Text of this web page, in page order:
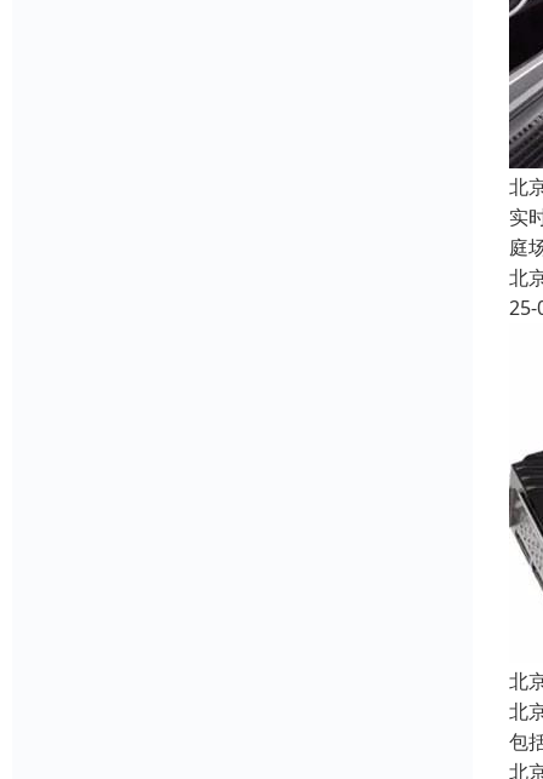
北
实
庭
北
25-
北
北
包
北